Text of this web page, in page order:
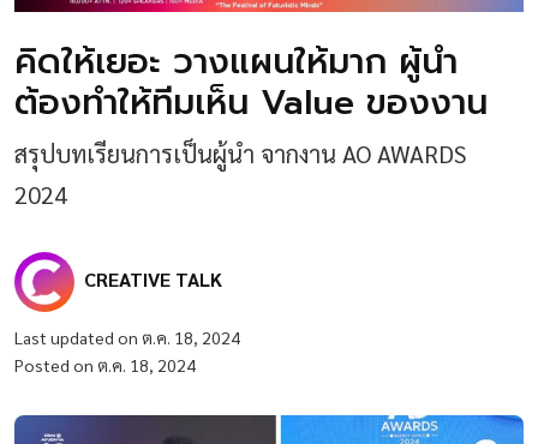
คิดให้เยอะ วางแผนให้มาก ผู้นำ
ต้องทำให้ทีมเห็น Value ของงาน
สรุปบทเรียนการเป็นผู้นำ จากงาน AO AWARDS
2024
CREATIVE TALK
Last updated on ต.ค. 18, 2024
Posted on ต.ค. 18, 2024